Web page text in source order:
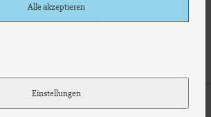
Alle akzeptieren
Einstellungen